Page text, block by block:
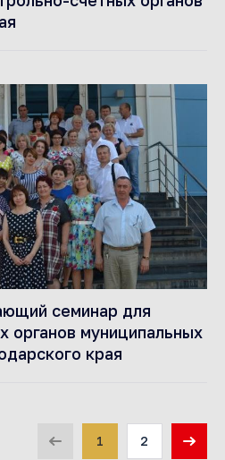
семинар для
органов муниципальных
края
1 2